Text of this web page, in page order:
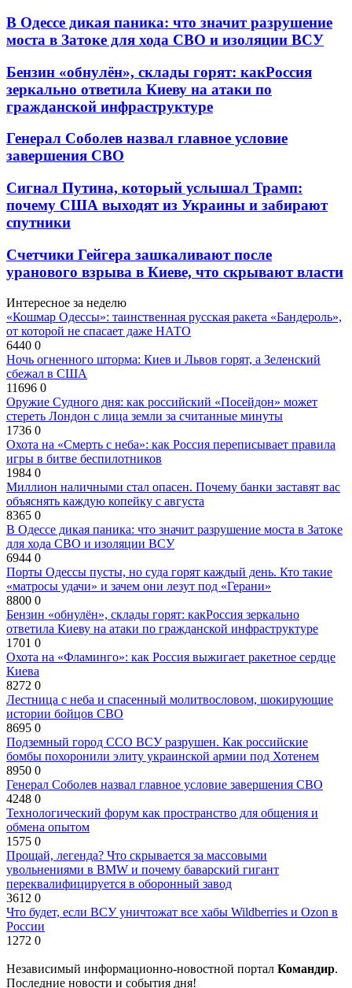
В Одессе дикая паника: что значит разрушение
моста в Затоке для хода СВО и изоляции ВСУ
Бензин «обнулён», склады горят: какРоссия
зеркально ответила Киеву на атаки по
гражданской инфраструктуре
Генерал Соболев назвал главное условие
завершения СВО
Сигнал Путина, который услышал Трамп:
почему США выходят из Украины и забирают
спутники
Счетчики Гейгера зашкаливают после
уранового взрыва в Киеве, что скрывают власти
Интересное за неделю
«Кошмар Одессы»: таинственная русская ракета «Бандероль»,
от которой не спасает даже НАТО
6440 0
Ночь огненного шторма: Киев и Львов горят, а Зеленский
сбежал в США
11696 0
Оружие Судного дня: как российский «Посейдон» может
стереть Лондон с лица земли за считанные минуты
1736 0
Охота на «Смерть с неба»: как Россия переписывает правила
игры в битве беспилотников
1984 0
Миллион наличными стал опасен. Почему банки заставят вас
объяснять каждую копейку с августа
8365 0
В Одессе дикая паника: что значит разрушение моста в Затоке
для хода СВО и изоляции ВСУ
6944 0
Порты Одессы пусты, но суда горят каждый день. Кто такие
«матросы удачи» и зачем они лезут под «Герани»
8800 0
Бензин «обнулён», склады горят: какРоссия зеркально
ответила Киеву на атаки по гражданской инфраструктуре
1701 0
Охота на «Фламинго»: как Россия выжигает ракетное сердце
Киева
8272 0
Лестница с неба и спасенный молитвословом, шокирующие
истории бойцов СВО
8695 0
Подземный город ССО ВСУ разрушен. Как российские
бомбы похоронили элиту украинской армии под Хотенем
8950 0
Генерал Соболев назвал главное условие завершения СВО
4248 0
Технологический форум как пространство для общения и
обмена опытом
1575 0
Прощай, легенда? Что скрывается за массовыми
увольнениями в BMW и почему баварский гигант
переквалифицируется в оборонный завод
3612 0
Что будет, если ВСУ уничтожат все хабы Wildberries и Ozon в
России
1272 0
Независимый информационно-новостной портал Командир.
Последние новости и события дня!